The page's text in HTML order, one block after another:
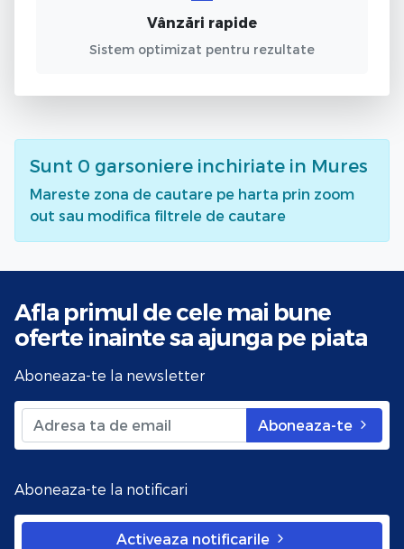
Vânzări rapide
Sistem optimizat pentru rezultate
Sunt 0 garsoniere inchiriate in Mures
Mareste zona de cautare pe harta prin zoom
out sau modifica filtrele de cautare
Afla primul de cele mai bune
oferte inainte sa ajunga pe piata
Aboneaza-te la newsletter
Aboneaza-te
Aboneaza-te la notificari
Activeaza notificarile